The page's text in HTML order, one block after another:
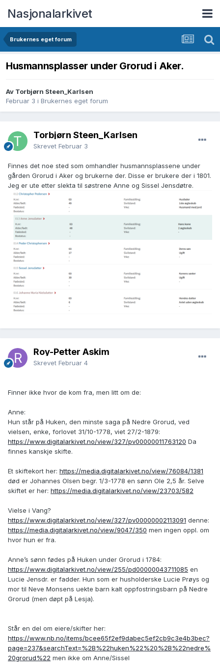
Nasjonalarkivet
Brukernes eget forum
Husmannsplasser under Grorud i Aker.
Av Torbjørn Steen_Karlsen
Februar 3 i Brukernes eget forum
Torbjørn Steen_Karlsen
Skrevet Februar 3
Finnes det noe sted som omhandler husmannsplassene under
gården Grorud i Aker og brukerne der. Disse er brukere der i 1801.
Jeg er ute etter slekta til søstrene Anne og Sissel Jensdøtre.
Roy-Petter Askim
Skrevet Februar 4
Finner ikke hvor de kom fra, men litt om de:
Anne:
Hun står på Huken, den minste saga på Nedre Grorud, ved
vielsen, enke, forlovet 31/10-1778, viet 27/2-1879:
https://www.digitalarkivet.no/view/327/pv00000011763120 Da
finnes kanskje skifte.
Et skiftekort her: https://media.digitalarkivet.no/view/76084/1381
død er Johannes Olsen begr. 1/3-1778 en sønn Ole 2,5 år. Selve
skiftet er her: https://media.digitalarkivet.no/view/23703/582
Vielse i Vang?
https://www.digitalarkivet.no/view/327/pv00000002113091 denne:
https://media.digitalarkivet.no/view/9047/350 men ingen oppl. om
hvor hun er fra.
Anne’s sønn fødes på Huken under Grorud i 1784:
https://www.digitalarkivet.no/view/255/pd00000043711085 en
Lucie Jensdr. er fadder. Hun som er husholderske Lucie Prøys og
mor til Neve Monsens uekte barn kalt oppfostringsbarn på Nedre
Grorud (men døpt på Lesja).
Står en del om eiere/skifter her:
https://www.nb.no/items/bcee65f2ef9dabec5ef2cb9c3e4b3bec?
page=237&searchText=%2B%22huken%22%20%2B%22nedre%
20grorud%22 men ikke om Anne/Sissel